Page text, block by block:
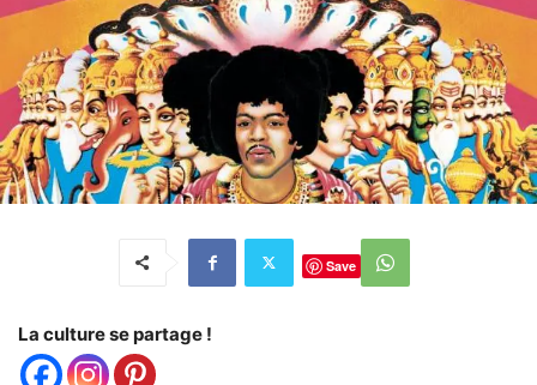
Save
La culture se partage !